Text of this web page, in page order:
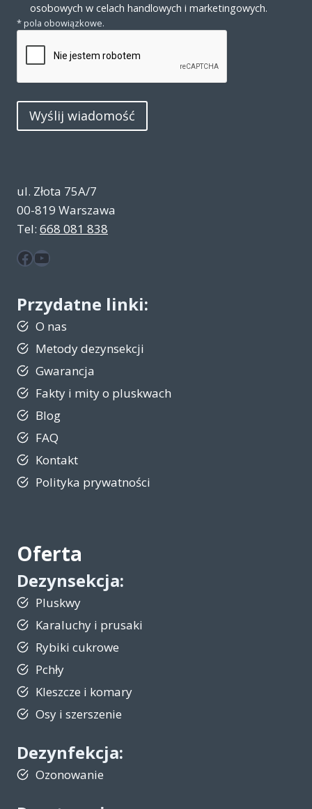
osobowych w celach handlowych i marketingowych.
* pola obowiązkowe.
Wyślij wiadomość
ul. Złota 75A/7
00-819 Warszawa
Tel: 668 081 838
Facebook
YouTube
Przydatne linki:
O nas
Metody dezynsekcji
Gwarancja
Fakty i mity o pluskwach
Blog
FAQ
Kontakt
Polityka prywatności
Oferta
Dezynsekcja:
Pluskwy
Karaluchy i prusaki
Rybiki cukrowe
Pchły
Kleszcze i komary
Osy i szerszenie
Dezynfekcja:
Ozonowanie